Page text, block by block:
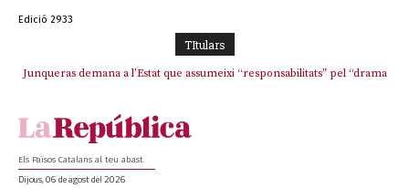
Edició 2933
TItulars
Junqueras demana a l’Estat que assumeixi “responsabilitats” pel “drama
L’abandonament de les seleccions catalanes per part de la UFEC
Els Països Catalans al teu abast
Dijous, 06 de agost del 2026